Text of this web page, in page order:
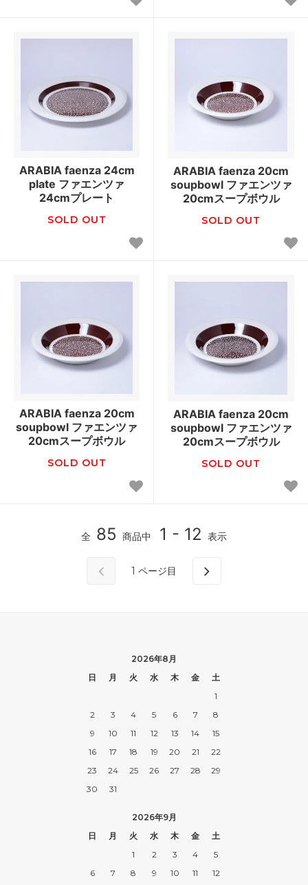
ARABIA faenza 24cm
plate ファエンツァ
24cmプレート
SOLD OUT
ARABIA faenza 20cm
soupbowl ファエンツァ
20cmスープボウル
SOLD OUT
ARABIA faenza 20cm
soupbowl ファエンツァ
20cmスープボウル
SOLD OUT
ARABIA faenza 20cm
soupbowl ファエンツァ
20cmスープボウル
SOLD OUT
全 85 商品中 1 - 12 表示
1 ページ目
2026年8月
日
月 火 水 木 金
土
1
2
3 4 5 6 7
8
9
10 11 12 13 14
15
16
17 18 19 20 21
22
23
24 25 26 27 28
29
30
31
2026年9月
日
月 火 水 木 金
土
1
2 3 4
5
6
7 8 9 10 11
12